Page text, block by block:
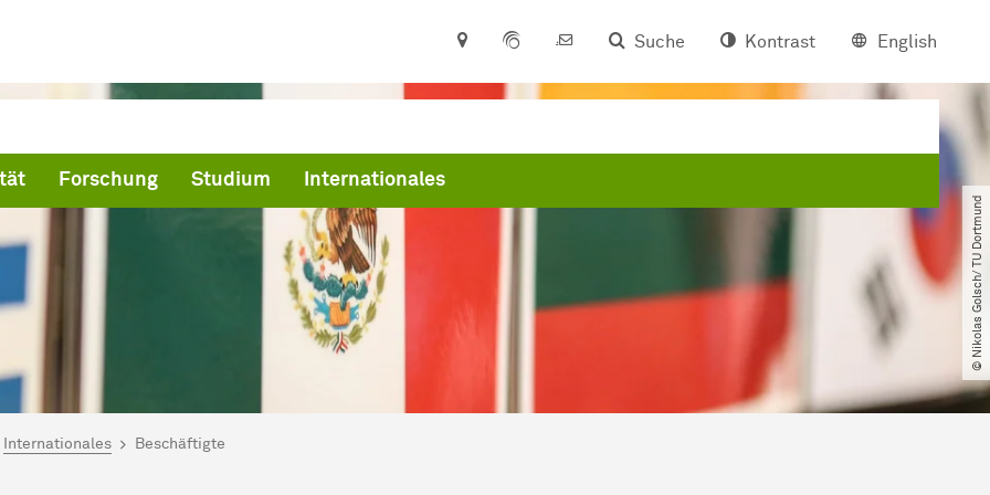
Suche Kontrast English
Forschung Studium Internationales
© Nikolas Golsch​/​ TU Dortmund
hier:
Internationales Beschäftigte